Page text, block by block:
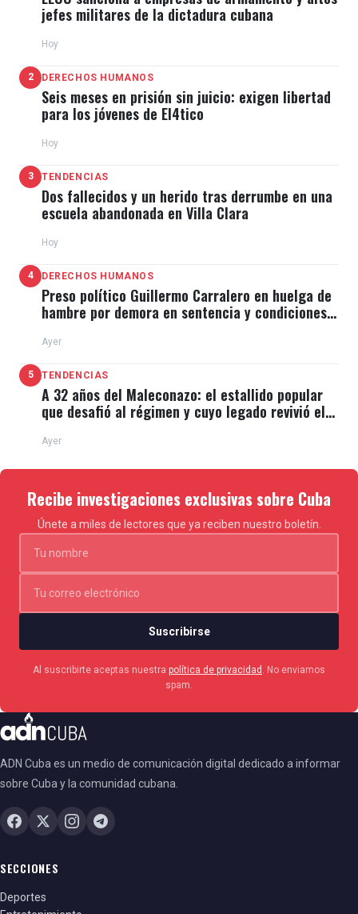
jefes militares de la dictadura cubana
Hoy
2 DERECHOS HUMANOS
Seis meses en prisión sin juicio: exigen libertad
para los jóvenes de El4tico
Hoy
3 TENDENCIAS
Dos fallecidos y un herido tras derrumbe en una
escuela abandonada en Villa Clara
Hoy
4 DERECHOS HUMANOS
Preso político Guillermo Carralero en huelga de
hambre por demora en sentencia y condiciones
Ayer
5 TENDENCIAS
A 32 años del Maleconazo: el estallido popular
que desafió al régimen y cuyo legado revivió el
Ayer
Recibe investigaciones exclusivas sobre Cuba
Únete a miles de lectores que ya reciben nuestro boletín.
Suscribirse
Al suscribirte aceptas nuestra política de privacidad
. No enviamos
spam.
ADN Cuba es un medio de comunicación digital dedicado a informar
sobre Cuba y la comunidad cubana.
SECCIONES
Deportes